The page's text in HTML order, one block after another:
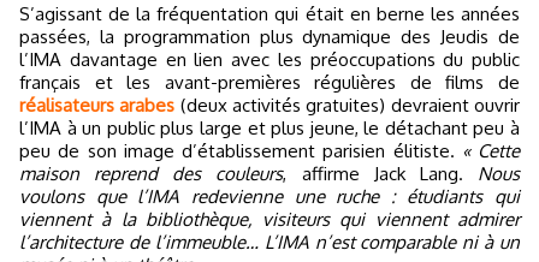
S’agissant de la fréquentation qui était en berne les années
passées, la programmation plus dynamique des Jeudis de
l’IMA davantage en lien avec les préoccupations du public
français et les avant-premières régulières de films de
réalisateurs arabes (deux activités gratuites) devraient ouvrir
l’IMA à un public plus large et plus jeune, le détachant peu à
peu de son image d’établissement parisien élitiste. « Cette
maison reprend des couleurs, affirme Jack Lang. Nous
voulons que l’IMA redevienne une ruche : étudiants qui
viennent à la bibliothèque, visiteurs qui viennent admirer
l’architecture de l’immeuble… L’IMA n’est comparable ni à un